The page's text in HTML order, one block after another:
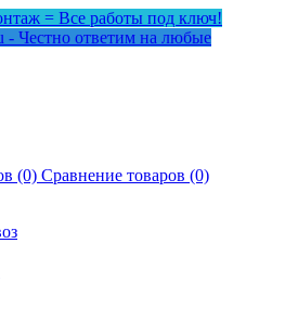
= Все работы под ключ!
- Честно ответим на любые
Сравнение товаров (0)